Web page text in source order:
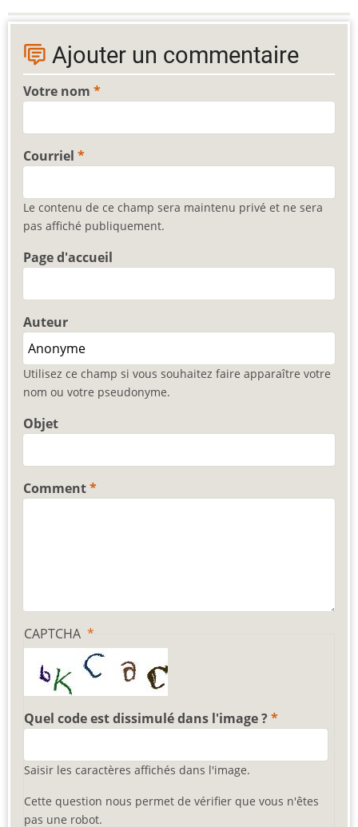
Ajouter un commentaire
Votre nom
Courriel
Le contenu de ce champ sera maintenu privé et ne sera
pas affiché publiquement.
Page d'accueil
Auteur
Utilisez ce champ si vous souhaitez faire apparaître votre
nom ou votre pseudonyme.
Objet
Comment
CAPTCHA
Quel code est dissimulé dans l'image ?
Saisir les caractères affichés dans l'image.
Cette question nous permet de vérifier que vous n'êtes
pas une robot.